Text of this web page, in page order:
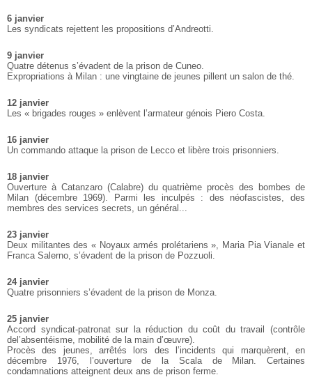
6 janvier
Les syndicats rejettent les propositions d’Andreotti.
9 janvier
Quatre détenus s’évadent de la prison de Cuneo.
Expropriations à Milan : une vingtaine de jeunes pillent un salon de thé.
12 janvier
Les « brigades rouges » enlèvent l’armateur génois Piero Costa.
16 janvier
Un commando attaque la prison de Lecco et libère trois prisonniers.
18 janvier
Ouverture à Catanzaro (Calabre) du quatrième procès des bombes de
Milan (décembre 1969). Parmi les inculpés : des néofascistes, des
membres des services secrets, un général...
23 janvier
Deux militantes des « Noyaux armés prolétariens », Maria Pia Vianale et
Franca Salerno, s’évadent de la prison de Pozzuoli.
24 janvier
Quatre prisonniers s’évadent de la prison de Monza.
25 janvier
Accord syndicat-patronat sur la réduction du coût du travail (contrôle
del’absentéisme, mobilité de la main d’œuvre).
Procès des jeunes, arrêtés lors des l’incidents qui marquèrent, en
décembre 1976, l’ouverture de la Scala de Milan. Certaines
condamnations atteignent deux ans de prison ferme.